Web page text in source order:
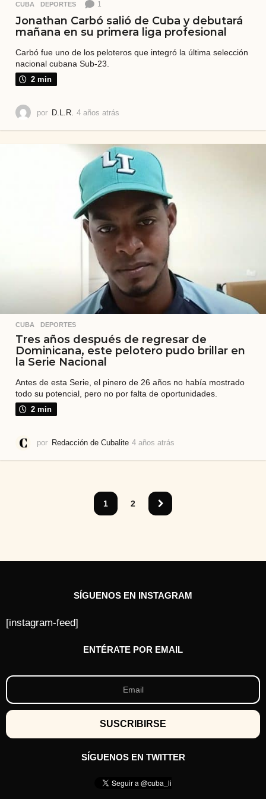
CUBA ,DEPORTES 1
Jonathan Carbó salió de Cuba y debutará
mañana en su primera liga profesional
Carbó fue uno de los peloteros que integró la última selección
nacional cubana Sub-23.
2 min
por D.L.R. 4 años atrás
o
s
a
t
r
CUBA ,DEPORTES
Tres años después de regresar de
Dominicana, este pelotero pudo brillar en
la Serie Nacional
Antes de esta Serie, el pinero de 26 años no había mostrado
todo su potencial, pero no por falta de oportunidades.
2 min
por Redacción de Cubalite 4 años atrás
1 2
SÍGUENOS EN INSTAGRAM
[instagram-feed]
ENTÉRATE POR EMAIL
SÍGUENOS EN TWITTER